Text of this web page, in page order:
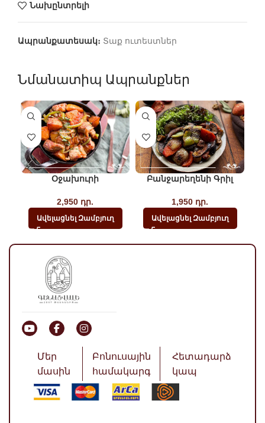
Նախընտրելի
Ապրանքատեսակ։ Տաք ուտեստներ
Նմանատիպ Ապրանքներ
Օջախուրի
2,950 դր.
Ավելացնել Զամբյուղ
Բանջարեղենի Գրիլ
1,950 դր.
Ավելացնել Զամբյուղ
Մեր
մասին
Բոնուսային
համակարգ
Հետադարձ
կապ